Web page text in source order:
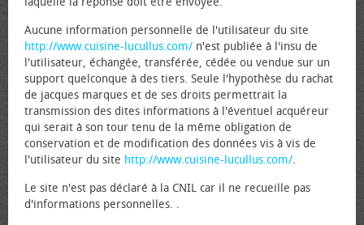
Aucune information personnelle de l'utilisateur du site
http://www.cuisine-lucullus.com/ n'est publiée à l'insu de
l'utilisateur, échangée, transférée, cédée ou vendue sur un
support quelconque à des tiers. Seule l'hypothèse du rachat
de jacques marques et de ses droits permettrait la
transmission des dites informations à l'éventuel acquéreur
qui serait à son tour tenu de la même obligation de
conservation et de modification des données vis à vis de
l'utilisateur du site http://www.cuisine-lucullus.com/.
Le site n'est pas déclaré à la CNIL car il ne recueille pas
d'informations personnelles. .